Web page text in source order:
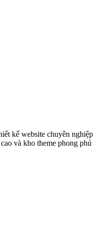
kế website chuyên nghiệp
và kho theme phong phú